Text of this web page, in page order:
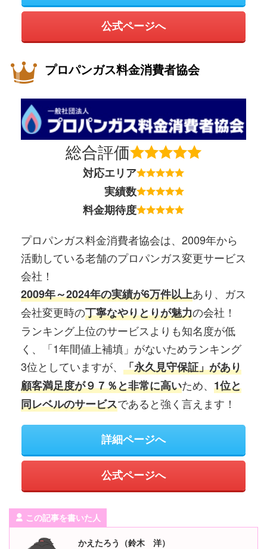
公式ページへ
プロパンガス料金消費者協会
総合評価
対応エリア
実績数
料金期待度
プロパンガス料金消費者協会は、2009年から
活動している老舗のプロパンガス変更サービス
会社！
2009年～2024年の実績が6万件以上あり、ガス
会社変更時の丁寧なやりとりが魅力の会社！
ランキング上位のサービスよりも知名度が低
く、「1年間値上補填」がないためランキング
3位としていますが、 「永久見守保証」があり
顧客満足度が９７％と非常に高いため、 1位と
同レベルのサービスであると強く言えます！
詳細ページへ
公式ページへ
この記事を書いた人
かえたろう（鈴木 洋）